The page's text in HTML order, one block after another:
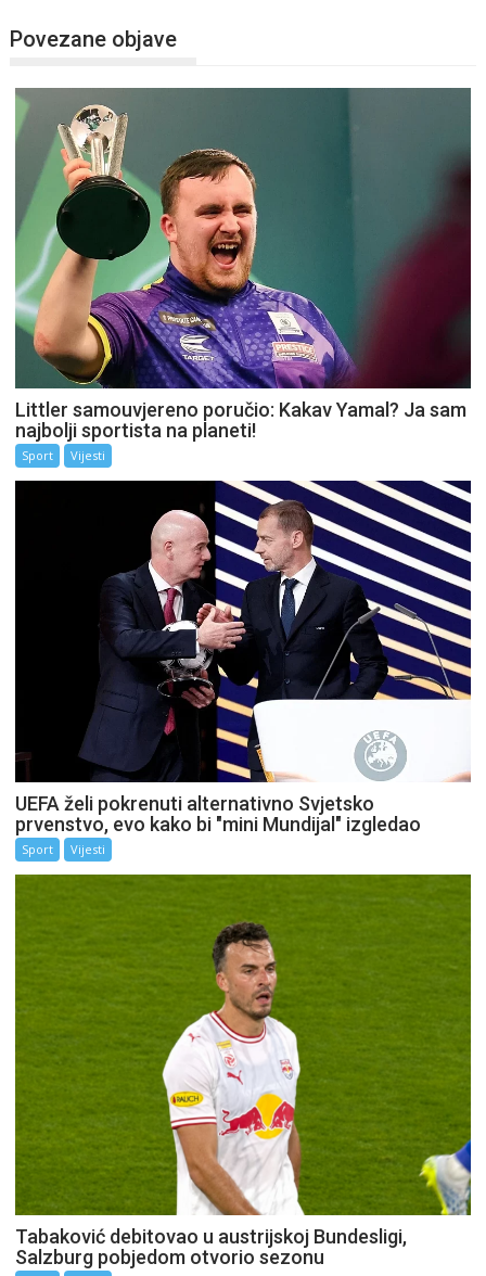
Povezane objave
Littler samouvjereno poručio: Kakav Yamal? Ja sam
najbolji sportista na planeti!
Sport Vijesti
UEFA želi pokrenuti alternativno Svjetsko
prvenstvo, evo kako bi "mini Mundijal" izgledao
Sport Vijesti
Tabaković debitovao u austrijskoj Bundesligi,
Salzburg pobjedom otvorio sezonu